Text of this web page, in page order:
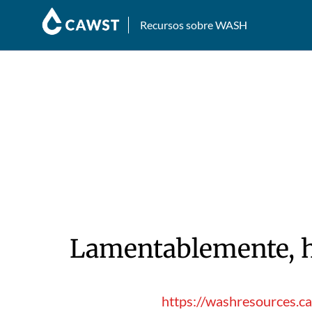
Recursos sobre WASH
Lamentablemente,
https://